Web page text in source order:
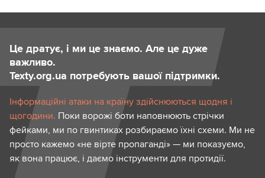
Це дратує, і ми це знаємо. Але це дуже
важливо.
Texty.org.ua потребують вашої підтримки.
Інформаційні атаки на країну здійснюються щодня і
щогодини. Поки ворожі боти наповнюють стрічки
фейками, ми по гвинтиках розбираємо їхні схеми. Ми не
просто кажемо «не вірте пропаганді» — ми показуємо,
як вона працює, і даємо інструменти для протидії.